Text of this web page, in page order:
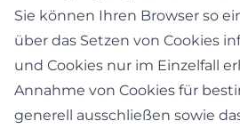
Sie können Ihren Browser so
über das Setzen von Cookies
und Cookies nur im Einzelfall
Annahme von Cookies für
generell ausschließen sowie